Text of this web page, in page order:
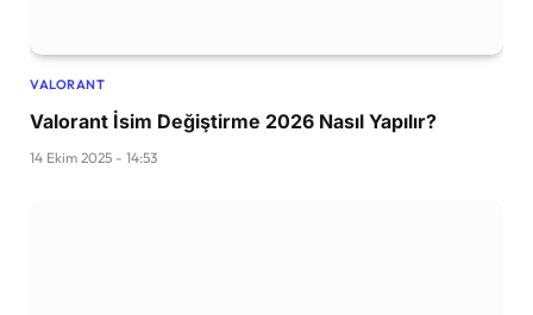
VALORANT
Valorant İsim Değiştirme 2026 Nasıl Yapılır?
14 Ekim 2025 - 14:53